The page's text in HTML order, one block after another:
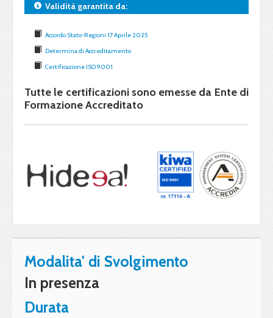
Validità garantita da:
Accordo Stato-Regioni 17 Aprile 2025
Determina di Accreditamento
Certificazione ISO 9001
Tutte le certificazioni sono emesse da Ente di
Formazione Accreditato
Modalita' di Svolgimento
In presenza
Durata